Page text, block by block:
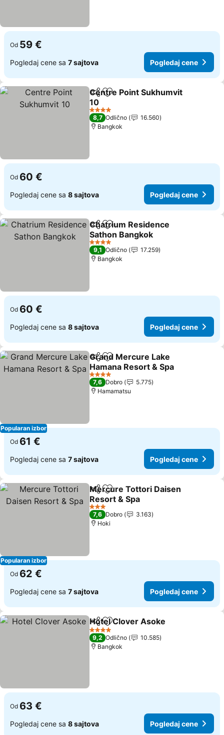
Od 59 €
Pogledaj cene sa 7 sajtova Pogledaj cene
Deli Dodati u favorite
Centre Point Sukhumvit
10
4 Zvezdice
8,7 Odlično
16.560
Bangkok
Od 60 €
Pogledaj cene sa 8 sajtova Pogledaj cene
Deli Dodati u favorite
Chatrium Residence
Sathon Bangkok
4 Zvezdice
9,1 Odlično
17.259
Bangkok
Od 60 €
Pogledaj cene sa 8 sajtova Pogledaj cene
Popularan izbor
Deli Dodati u favorite
Grand Mercure Lake
Hamana Resort & Spa
4 Zvezdice
7,6 Dobro
5.775
Hamamatsu
Od 61 €
Pogledaj cene sa 7 sajtova Pogledaj cene
Popularan izbor
Deli Dodati u favorite
Mercure Tottori Daisen
Resort & Spa
3 Zvezdice
7,6 Dobro
3.163
Hoki
Od 62 €
Pogledaj cene sa 7 sajtova Pogledaj cene
Deli Dodati u favorite
Hotel Clover Asoke
4 Zvezdice
9,2 Odlično
10.585
Bangkok
Od 63 €
Pogledaj cene sa 8 sajtova Pogledaj cene